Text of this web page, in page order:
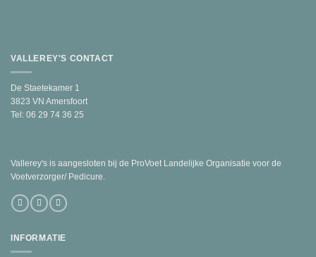
VALLEREY'S CONTACT
De Staetekamer 1
3823 VN Amersfoort
Tel: 06 29 74 36 25
Vallerey's is aangesloten bij de ProVoet Landelijke Organisatie voor de
Voetverzorger/ Pedicure.
INFORMATIE